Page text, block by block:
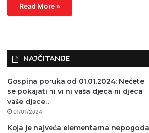
Read More »
NAJČITANIJE
Gospina poruka od 01.01.2024: Nećete
se pokajati ni vi ni vaša djeca ni djeca
vaše djece…
01/01/2024
Koja je najveća elementarna nepogoda